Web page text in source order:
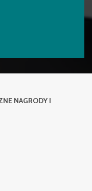
NAGRODY I